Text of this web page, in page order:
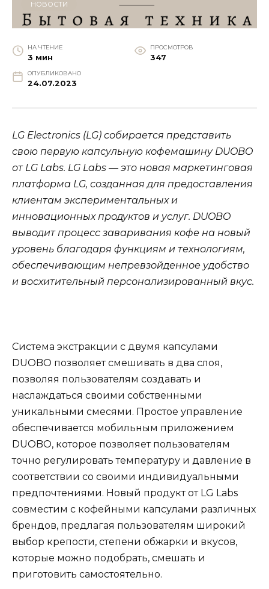
НОВОСТИ
НА ЧТЕНИЕ
3 мин
ПРОСМОТРОВ
347
ОПУБЛИКОВАНО
24.07.2023
LG Electronics (LG) собирается представить
свою первую капсульную кофемашину DUOBO
от LG Labs. LG Labs — это новая маркетинговая
платформа LG, созданная для предоставления
клиентам экспериментальных и
инновационных продуктов и услуг. DUOBO
выводит процесс заваривания кофе на новый
уровень благодаря функциям и технологиям,
обеспечивающим непревзойденное удобство
и восхитительный персонализированный вкус.
Система экстракции с двумя капсулами
DUOBO позволяет смешивать в два слоя,
позволяя пользователям создавать и
наслаждаться своими собственными
уникальными смесями. Простое управление
обеспечивается мобильным приложением
DUOBO, которое позволяет пользователям
точно регулировать температуру и давление в
соответствии со своими индивидуальными
предпочтениями. Новый продукт от LG Labs
совместим с кофейными капсулами различных
брендов, предлагая пользователям широкий
выбор крепости, степени обжарки и вкусов,
которые можно подобрать, смешать и
приготовить самостоятельно.